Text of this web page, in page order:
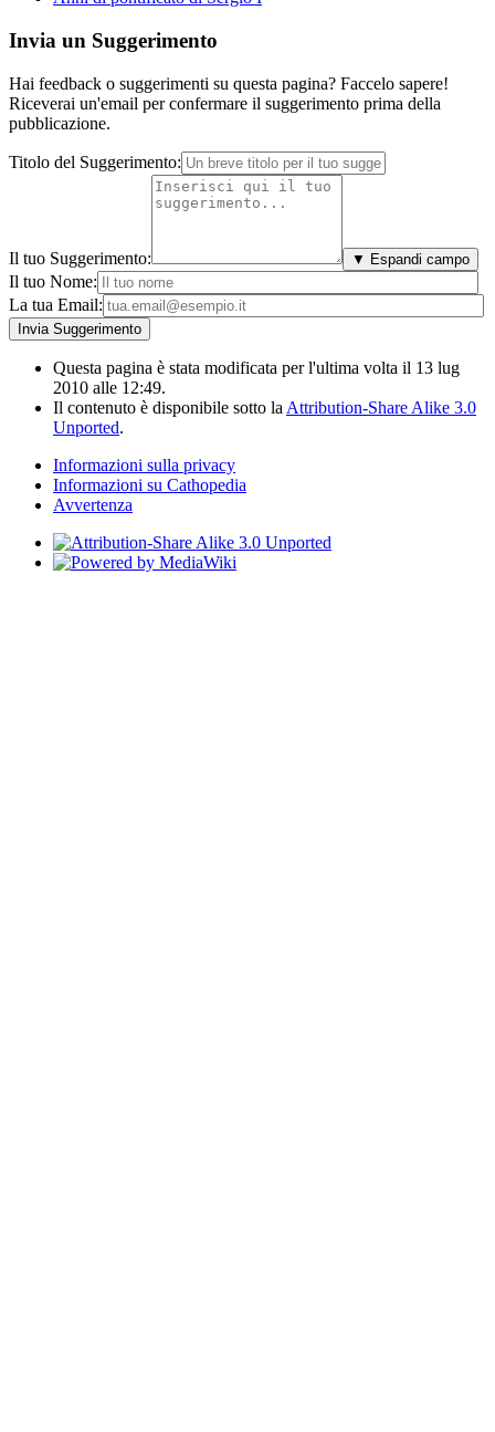
Invia un Suggerimento
Hai feedback o suggerimenti su questa pagina? Faccelo sapere!
Riceverai un'email per confermare il suggerimento prima della
pubblicazione.
Titolo del Suggerimento:
Il tuo Suggerimento: ▼ Espandi campo
Il tuo Nome:
La tua Email:
Questa pagina è stata modificata per l'ultima volta il 13 lug
2010 alle 12:49.
Il contenuto è disponibile sotto la Attribution-Share Alike 3.0
Unported.
Informazioni sulla privacy
Informazioni su Cathopedia
Avvertenza